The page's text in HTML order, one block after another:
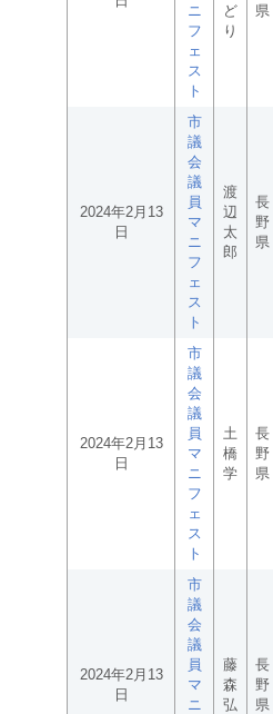
ニ
フ
ェ
ス
ト
ど
り
県
2024年2月13
日
市
議
会
議
員
マ
ニ
フ
ェ
ス
ト
渡
辺
太
郎
長
野
県
2024年2月13
日
市
議
会
議
員
マ
ニ
フ
ェ
ス
ト
土
橋
学
長
野
県
2024年2月13
日
市
議
会
議
員
マ
ニ
藤
森
弘
長
野
県